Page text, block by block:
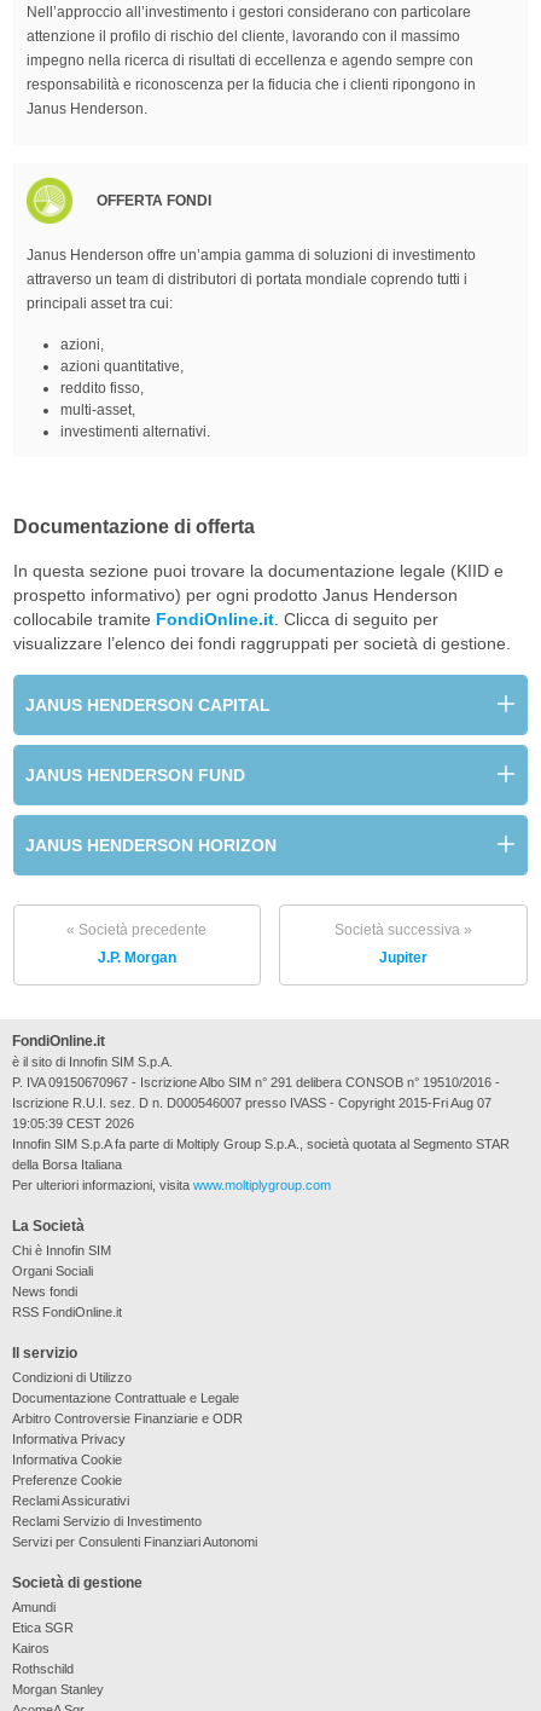
Nell’approccio all’investimento i gestori considerano con particolare
attenzione il profilo di rischio del cliente, lavorando con il massimo
impegno nella ricerca di risultati di eccellenza e agendo sempre con
responsabilità e riconoscenza per la fiducia che i clienti ripongono in
Janus Henderson.
OFFERTA FONDI
Janus Henderson offre un’ampia gamma di soluzioni di investimento
attraverso un team di distributori di portata mondiale coprendo tutti i
principali asset tra cui:
azioni,
azioni quantitative,
reddito fisso,
multi-asset,
investimenti alternativi.
Documentazione di offerta
In questa sezione puoi trovare la documentazione legale (KIID e
prospetto informativo) per ogni prodotto Janus Henderson
collocabile tramite FondiOnline.it. Clicca di seguito per
visualizzare l’elenco dei fondi raggruppati per società di gestione.
JANUS HENDERSON CAPITAL
JANUS HENDERSON FUND
JANUS HENDERSON HORIZON
« Società precedente
J.P. Morgan
Società successiva »
Jupiter
La Società
Chi è Innofin SIM
Organi Sociali
News fondi
RSS FondiOnline.it
Il servizio
Condizioni di Utilizzo
Documentazione Contrattuale e Legale
Arbitro Controversie Finanziarie e ODR
Informativa Privacy
Informativa Cookie
Preferenze Cookie
Reclami Assicurativi
Reclami Servizio di Investimento
Servizi per Consulenti Finanziari Autonomi
Società di gestione
Amundi
Etica SGR
Kairos
Rothschild
Morgan Stanley
FondiOnline.it
è il sito di Innofin SIM S.p.A.
P. IVA 09150670967 - Iscrizione Albo SIM n° 291 delibera CONSOB n° 19510/2016 -
Iscrizione R.U.I. sez. D n. D000546007 presso IVASS - Copyright 2015-Fri Aug 07
19:05:39 CEST 2026
Innofin SIM S.p.A fa parte di Moltiply Group S.p.A., società quotata al Segmento STAR
della Borsa Italiana
Per ulteriori informazioni, visita www.moltiplygroup.com